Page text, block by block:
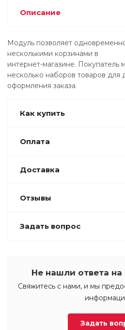
Описание
Модуль позволяет
несколькими корзинами в
интернет-магазине. Покупатель
несколько наборов товаров для
оформления заказа
Как купить
Оплата
Доставка
Отзывы
Задать вопрос
Не нашли ответа на
Свяжитесь с нами, и мы
Задать